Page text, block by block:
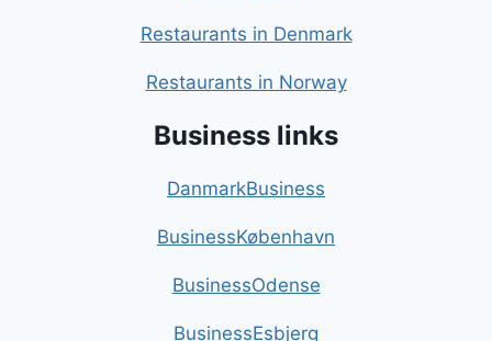
Restaurants in Denmark
Restaurants in Norway
Business links
DanmarkBusiness
BusinessKøbenhavn
BusinessOdense
BusinessEsbjerg